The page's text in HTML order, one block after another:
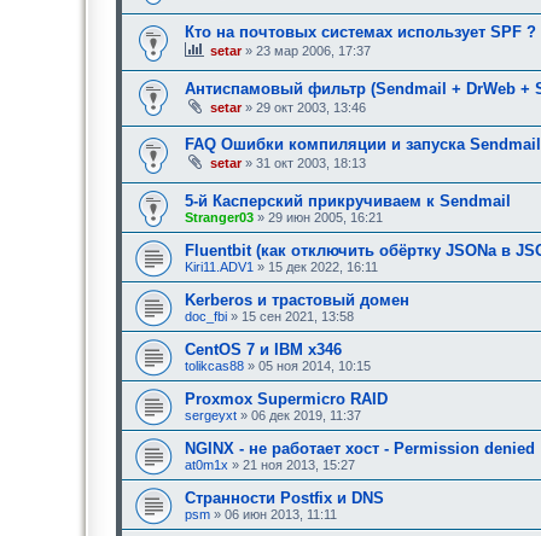
Кто на почтовых системах использует SPF ?
setar» 23 мар 2006, 17:37
Антиспамовый фильтр (Sendmail + DrWeb +
setar» 29 окт 2003, 13:46
FAQ Ошибки компиляции и запуска
setar» 31 окт 2003, 18:13
5-й Касперский прикручиваем к Sendmail
Stranger03 » 29 июн 2005, 16:21
Fluentbit (как отключить обёртку JSONа в
Kiri11.ADV1 » 15 дек 2022, 16:11
Kerberos и трастовый домен
doc_fbi » 15 сен 2021, 13:58
CentOS 7 и IBM x346
tolikcas88 » 05 ноя 2014, 10:15
Proxmox Supermicro RAID
sergeyxt » 06 дек 2019, 11:37
NGINX - не работает хост - Permission denied
at0m1x » 21 ноя 2013, 15:27
Странности Postfix и DNS
psm » 06 июн 2013, 11:11